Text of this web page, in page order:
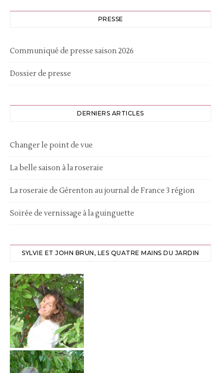
PRESSE
Communiqué de presse saison 2026
Dossier de presse
DERNIERS ARTICLES
Changer le point de vue
La belle saison à la roseraie
La roseraie de Gérenton au journal de France 3 région
Soirée de vernissage à la guinguette
SYLVIE ET JOHN BRUN, LES QUATRE MAINS DU JARDIN